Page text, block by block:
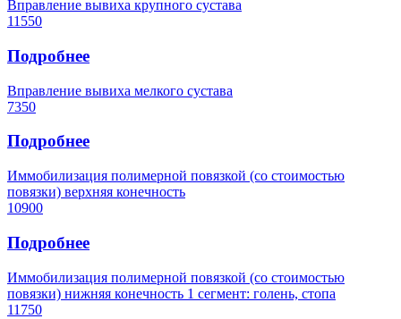
Вправление вывиха крупного сустава
11550
Подробнее
Вправление вывиха мелкого сустава
7350
Подробнее
Иммобилизация полимерной повязкой (со стоимостью
повязки) верхняя конечность
10900
Подробнее
Иммобилизация полимерной повязкой (со стоимостью
повязки) нижняя конечность 1 сегмент: голень, стопа
11750